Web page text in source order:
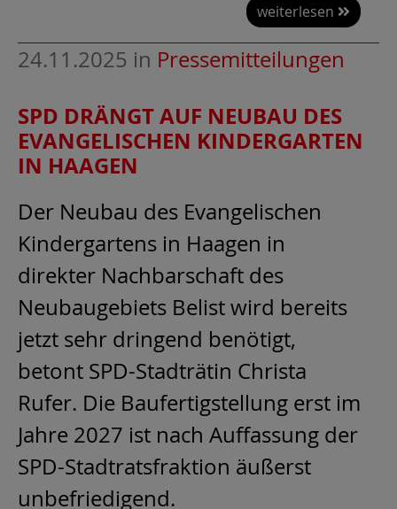
weiterlesen
24.11.2025 in Pressemitteilungen
SPD DRÄNGT AUF NEUBAU DES
EVANGELISCHEN KINDERGARTEN
IN HAAGEN
Der Neubau des Evangelischen
Kindergartens in Haagen in
direkter Nachbarschaft des
Neubaugebiets Belist wird bereits
jetzt sehr dringend benötigt,
betont SPD-Stadträtin Christa
Rufer. Die Baufertigstellung erst im
Jahre 2027 ist nach Auffassung der
SPD-Stadtratsfraktion äußerst
unbefriedigend.